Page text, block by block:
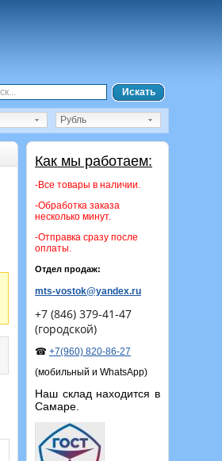
Искать
Рубль
Как мы работаем:
-Все товары в наличии.
-Обработка заказа
несколько минут.
-Отправка сразу после
оплаты.
Отдел продаж:
mts-vostok@yandex.ru
+7 (846) 379-41-47
(городской)
☎ +7(960) 820-86-27
(мобильный и WhatsApp)
Наш склад находится в
Самаре.